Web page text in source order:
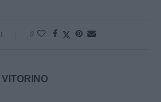
0
VITORINO